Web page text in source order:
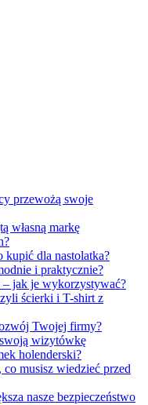
przewożą swoje
własną markę
dla nastolatka?
i praktycznie?
jak je wykorzystywać?
ścierki i T-shirt z
Twojej firmy?
wizytówkę
holenderski?
musisz wiedzieć przed
nasze bezpieczeństwo